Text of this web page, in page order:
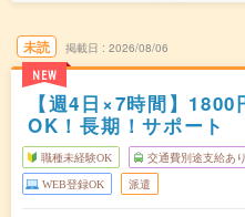
未読
NEW
掲載日 2026/08/06
【週4日×7時間】
OK！長期！サポート
職種未経験OK 交通費別途支給あり
WEB登録OK 派遣